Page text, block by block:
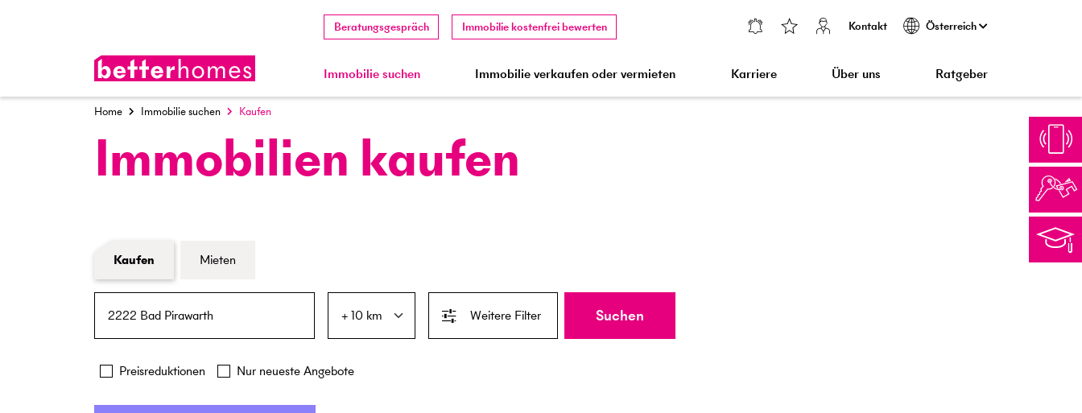
Beratungsgespräch Immobilie kostenfrei bewerten Kontakt Österreich
Immobilie suchen Immobilie verkaufen oder vermieten Karriere Über uns Ratgeber
Home Immobilie suchen Kaufen
Immobilien kaufen
Formular Immobiliensuche
Kaufen
Mieten
Weitere Filter
Preisreduktionen Nur neueste Angebote
Suchen